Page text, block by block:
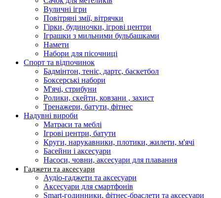
Вуличні ігри
Повітряні змії, вітрячки
Гірки, будиночки, ігрові центри
Іграшки з мильними бульбашками
Намети
Набори для пісочниці
Спорт та відпочинок
Бадмінтон, теніс, дартс, баскетбол
Боксерські набори
М'ячі, стрибуни
Ролики, скейти, ковзани , захист
Тренажери, батути, фітнес
Надувні вироби
Матраси та меблі
Ігрові центри, батути
Круги, нарукавники, плотики, жилети, м'ячі
Басейни і аксесуари
Насоси, човни, аксесуари для плавання
Гаджети та аксесуари
Аудіо-гаджети та аксесуари
Аксесуари для смартфонів
Smart-годинники, фітнес-браслети та аксесуари